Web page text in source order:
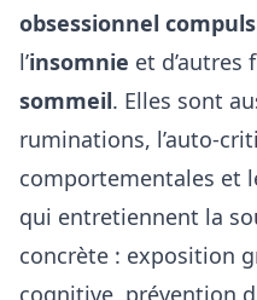
obsessionnel
l’insomnie et d’autres
sommeil. Elles sont
ruminations, l’auto-
comportementales et
qui entretiennent la
concrète : exposition
cognitive, prévention